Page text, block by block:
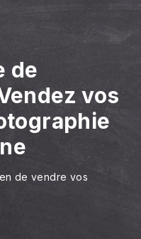
de
vos
de vendre vos